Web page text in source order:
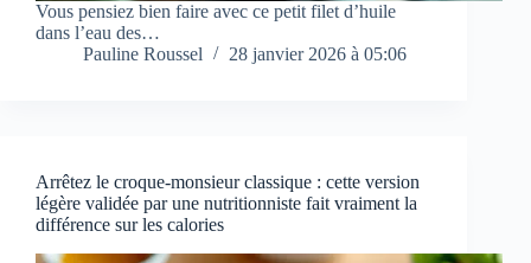
Vous pensiez bien faire avec ce petit filet d’huile
dans l’eau des…
Pauline Roussel
28 janvier 2026 à 05:06
Arrêtez le croque-monsieur classique : cette version
légère validée par une nutritionniste fait vraiment la
différence sur les calories